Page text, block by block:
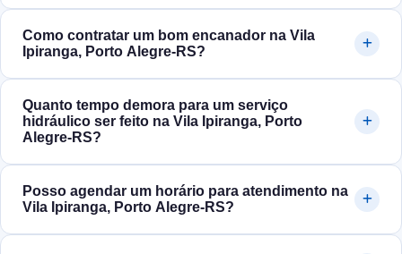
Como contratar um bom encanador na Vila
Ipiranga, Porto Alegre‑RS?
Quanto tempo demora para um serviço
hidráulico ser feito na Vila Ipiranga, Porto
Alegre‑RS?
Posso agendar um horário para atendimento na
Vila Ipiranga, Porto Alegre‑RS?